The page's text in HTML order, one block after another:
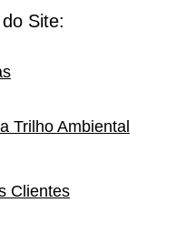
Trilho Ambiental
Clientes
Site: